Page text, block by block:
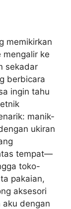
memikirkan
ke
sekadar
berbicara
ingin tahu
manik-
ukiran
tempat—
toko-
pakaian,
aksesori
dengan